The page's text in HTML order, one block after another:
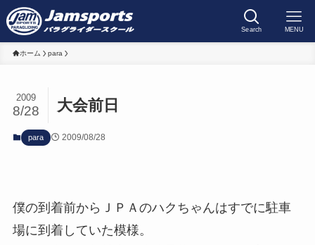
Search MENU
ホーム para
大会前日
2009
8/28
para 2009/08/28
僕の到着前からＪＰＡのハクちゃんはすでに駐車
場に到着していた模様。